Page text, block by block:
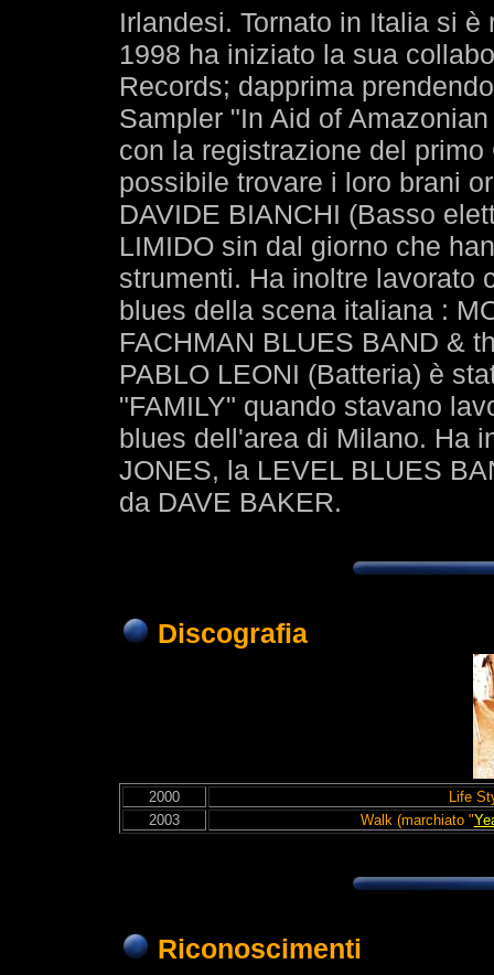
Irlandesi. Tornato in Italia si
1998 ha iniziato la sua
Records; dapprima
Sampler "In Aid of
con la registrazione del
possibile trovare i loro brani
DAVIDE BIANCHI (Basso
LIMIDO sin dal giorno che
strumenti. Ha inoltre lavorato
blues della scena italiana :
FACHMAN BLUES BAND &
PABLO LEONI (Batteria) è
"FAMILY" quando stavano
blues dell'area di Milano. Ha
JONES, la LEVEL BLUES
da DAVE BAKER.
Discografia
2000
Life
2003
Walk (marchiato "
Riconoscimenti